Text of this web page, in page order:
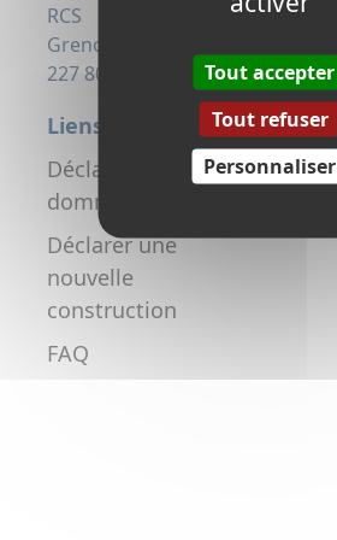
RCS
Grenoble 823
227 806
la fibre
Liens utiles
Déclarer un
dommage réseau
Déclarer une
nouvelle
construction
FAQ
Tout accepter
Tout refuser
Personnaliser